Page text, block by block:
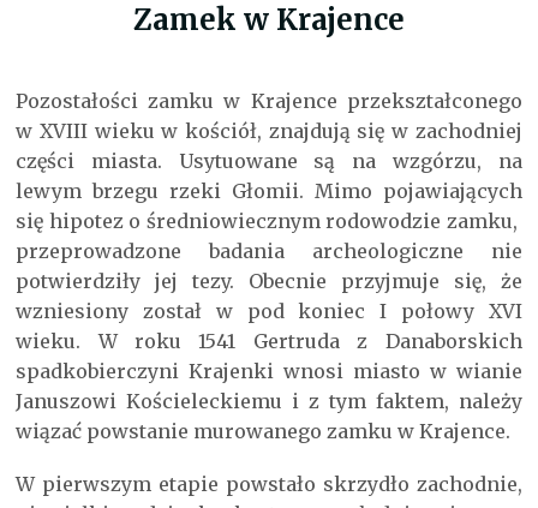
Zamek w Krajence
Pozostałości zamku w Krajence przekształconego
w XVIII wieku w kościół, znajdują się w zachodniej
części miasta. Usytuowane są na wzgórzu, na
lewym brzegu rzeki Głomii. Mimo pojawiających
się hipotez o średniowiecznym rodowodzie zamku,
przeprowadzone badania archeologiczne nie
potwierdziły jej tezy. Obecnie przyjmuje się, że
wzniesiony został w pod koniec I połowy XVI
wieku. W roku 1541 Gertruda z Danaborskich
spadkobierczyni Krajenki wnosi miasto w wianie
Januszowi Kościeleckiemu i z tym faktem, należy
wiązać powstanie murowanego zamku w Krajence.
W pierwszym etapie powstało skrzydło zachodnie,